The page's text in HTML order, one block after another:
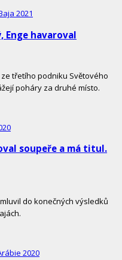
Enge havaroval
třetího podniku Světového
poháry za druhé místo.
soupeře a má titul.
do konečných výsledků